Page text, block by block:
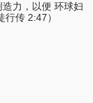
力，以便 环球妇
传 2:47）